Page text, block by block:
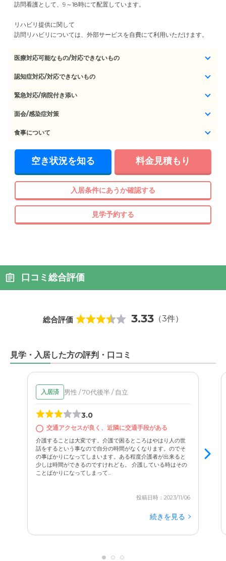
訪問看護として、9～18時にて配置しています。
リハビリ提供に関して
訪問リハビリについては、外部サービスを自費にて利用いただけます。
医療対応可能なもの/対応できないもの
認知症対応/対応できないもの
緊急対応/病院付き添い
面会/感染症対策
食事について
空き状況を知る 料金見積もり
入居条件にあうか確認する
見学予約する
口コミ総合評価
総合評価 3.33 （3件）
見学・入居した方の評判・口コミ
入居済 男性 / 70代後半 / 自立
3.0
交通アクセスが良く、近隣に交通手段がある
介護することは大変です。介護で困るところはやはり人の世
話をするという事なので自分の時間がなくなります。のでそ
の事ばかりになってしまいます。ある程度介護者が出来ると
少しは時間ができるのですけれども。 介護している時はその
ことばかりになってしまって...
投稿日時：2023/11/06
続きを見る